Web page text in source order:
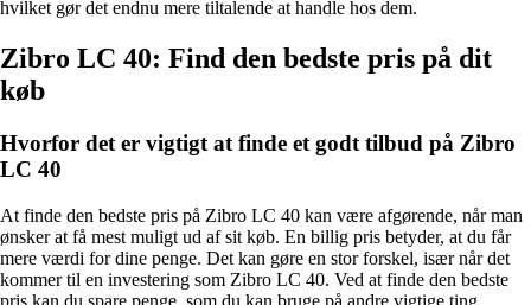
hvilket gør det endnu mere tiltalende at handle hos dem.
Zibro LC 40: Find den bedste pris på dit
køb
Hvorfor det er vigtigt at finde et godt tilbud på Zibro
LC 40
At finde den bedste pris på Zibro LC 40 kan være afgørende, når man
ønsker at få mest muligt ud af sit køb. En billig pris betyder, at du får
mere værdi for dine penge. Det kan gøre en stor forskel, især når det
kommer til en investering som Zibro LC 40. Ved at finde den bedste
pris kan du spare penge, som du kan bruge på andre vigtige ting.